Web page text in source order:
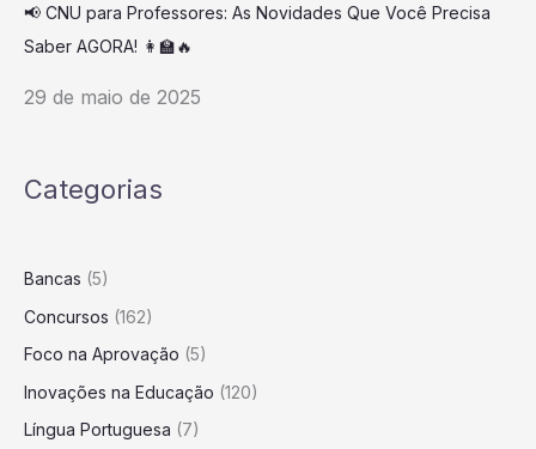
📢 CNU para Professores: As Novidades Que Você Precisa
Saber AGORA! 👩‍🏫🔥
29 de maio de 2025
Categorias
Bancas (5)
Concursos (162)
Foco na Aprovação (5)
Inovações na Educação (120)
Língua Portuguesa (7)